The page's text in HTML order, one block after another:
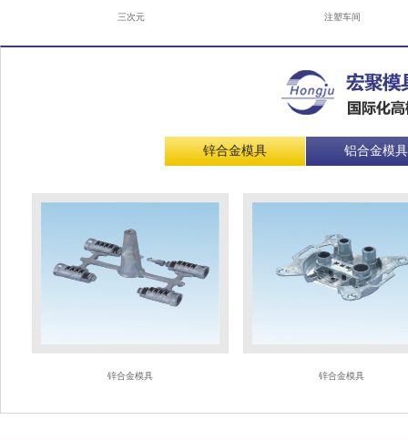
注塑车间
锌合金模具 铝合金模具
锌合金模具 锌合金模具